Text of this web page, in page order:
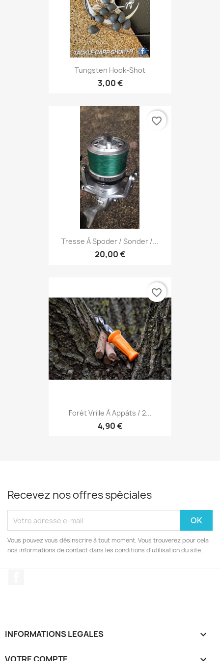
Tungsten Hook-Shot
3,00 €
Tresse À Spoder / Sonder /...
20,00 €
favorite_border
Forêt Vrille À Appâts / 2...
4,90 €
favorite_border
Recevez nos offres spéciales
Vous pouvez vous désinscrire à tout moment. Vous trouverez pour cela
nos informations de contact dans les conditions d'utilisation du site.
INFORMATIONS LEGALES 